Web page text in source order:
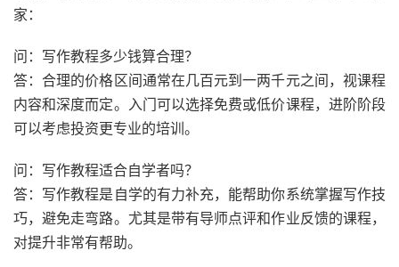
家：
问：写作教程多少钱算合理？
答：合理的价格区间通常在几百元到一两千元之间，视课程
内容和深度而定。入门可以选择免费或低价课程，进阶阶段
可以考虑投资更专业的培训。
问：写作教程适合自学者吗？
答：写作教程是自学的有力补充，能帮助你系统掌握写作技
巧，避免走弯路。尤其是带有导师点评和作业反馈的课程，
对提升非常有帮助。